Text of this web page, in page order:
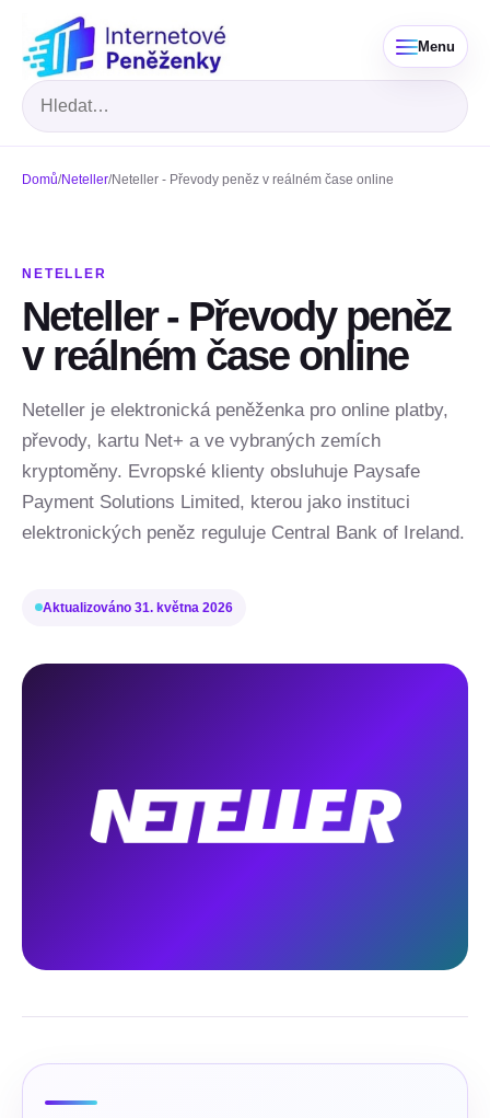
Menu
Hledat
Domů/Neteller/Neteller - Převody peněz v reálném čase online
NETELLER
Neteller - Převody peněz
v reálném čase online
Neteller je elektronická peněženka pro online platby,
převody, kartu Net+ a ve vybraných zemích
kryptoměny. Evropské klienty obsluhuje Paysafe
Payment Solutions Limited, kterou jako instituci
elektronických peněz reguluje Central Bank of Ireland.
Aktualizováno 31. května 2026